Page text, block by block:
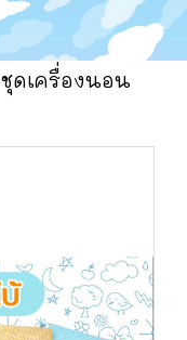
ชุดเครื่องนอน